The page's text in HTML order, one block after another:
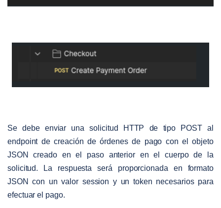
Se debe enviar una solicitud HTTP de tipo POST al
endpoint de creación de órdenes de pago con el objeto
JSON creado en el paso anterior en el cuerpo de la
solicitud. La respuesta será proporcionada en formato
JSON con un valor session y un token necesarios para
efectuar el pago.